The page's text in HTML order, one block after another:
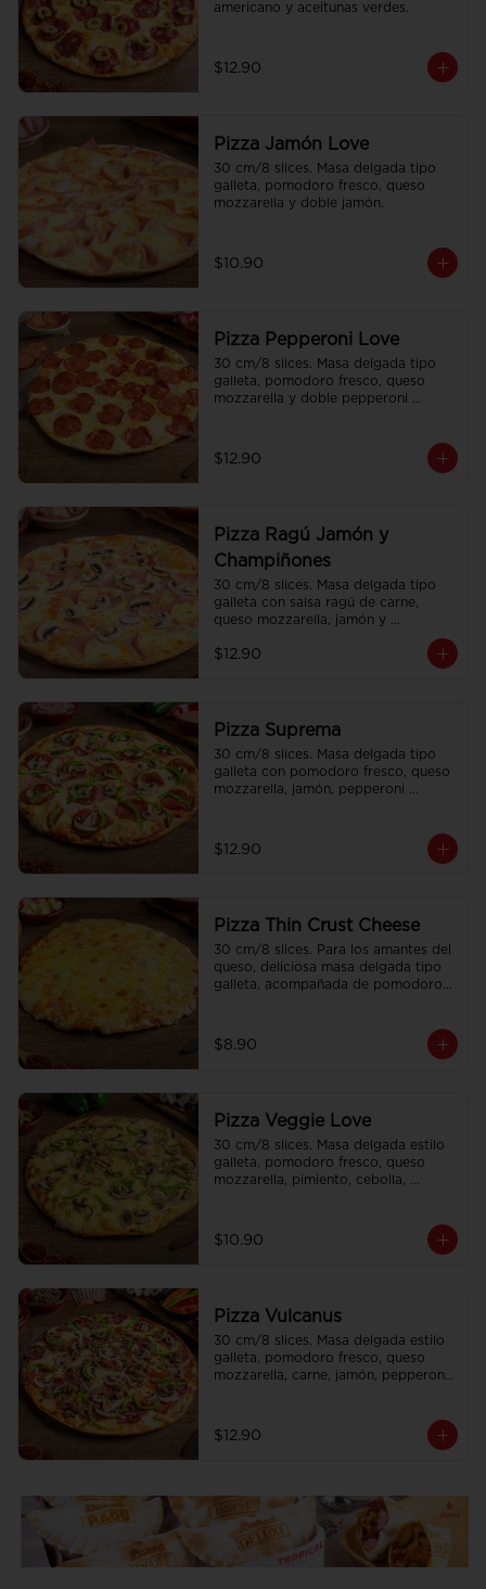
americano y aceitunas verdes.
$12.90
Pizza Jamón Love
30 cm/8 slices. Masa delgada tipo
galleta, pomodoro fresco, queso
mozzarella y doble jamón.
$10.90
Pizza Pepperoni Love
30 cm/8 slices. Masa delgada tipo
galleta, pomodoro fresco, queso
mozzarella y doble pepperoni
$12.90
Pizza Ragú Jamón y
Champiñones
30 cm/8 slices. Masa delgada tipo
galleta con salsa ragú de carne,
queso mozzarella, jamón y
$12.90
Pizza Suprema
30 cm/8 slices. Masa delgada tipo
galleta con pomodoro fresco, queso
mozzarella, jamón, pepperoni
$12.90
Pizza Thin Crust Cheese
30 cm/8 slices. Para los amantes del
queso, deliciosa masa delgada tipo
galleta, acompañada de pomodoro
$8.90
Pizza Veggie Love
30 cm/8 slices. Masa delgada estilo
galleta, pomodoro fresco, queso
mozzarella, pimiento, cebolla,
$10.90
Pizza Vulcanus
30 cm/8 slices. Masa delgada estilo
galleta, pomodoro fresco, queso
mozzarella, carne, jamón, pepperoni
$12.90